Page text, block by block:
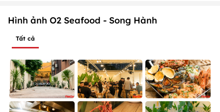
Hình ảnh O2 Seafood - Song Hành
Tất cả